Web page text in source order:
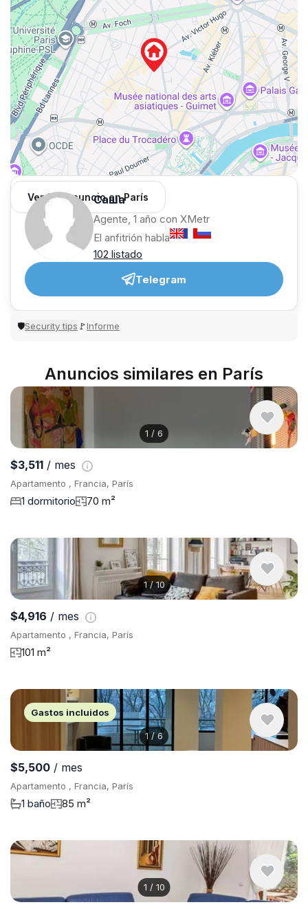
Ver 133 anuncio en París
Саша
Agente, 1 año con XMetr
El anfitrión habla
102 listado
Telegram
🛡Security tips 🚩Informe
Anuncios similares en París
1 / 6
$3,511 / mes
Apartamento , Francia, París
1 dormitorio 70 m²
1/10
$4,916 / mes
Apartamento , Francia, París
101 m²
1/6
Gastos incluidos
$5,500 / mes
Apartamento , Francia, París
1 baño 85 m²
1 / 10